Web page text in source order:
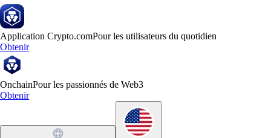
Application Crypto.comPour les utilisateurs du quotidien
Obtenir
OnchainPour les passionnés de Web3
Obtenir